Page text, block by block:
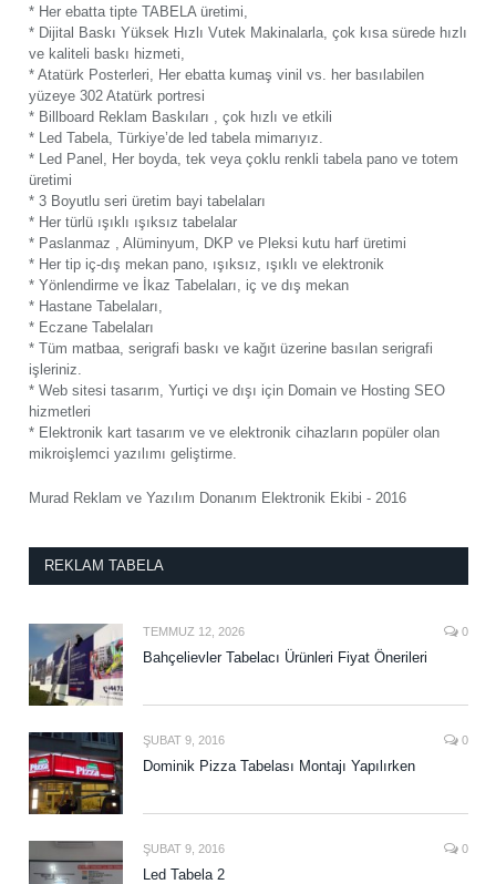
* Her ebatta tipte TABELA üretimi,
* Dijital Baskı Yüksek Hızlı Vutek Makinalarla, çok kısa sürede hızlı
ve kaliteli baskı hizmeti,
* Atatürk Posterleri, Her ebatta kumaş vinil vs. her basılabilen
yüzeye 302 Atatürk portresi
* Billboard Reklam Baskıları , çok hızlı ve etkili
* Led Tabela, Türkiye’de led tabela mimarıyız.
* Led Panel, Her boyda, tek veya çoklu renkli tabela pano ve totem
üretimi
* 3 Boyutlu seri üretim bayi tabelaları
* Her türlü ışıklı ışıksız tabelalar
* Paslanmaz , Alüminyum, DKP ve Pleksi kutu harf üretimi
* Her tip iç-dış mekan pano, ışıksız, ışıklı ve elektronik
* Yönlendirme ve İkaz Tabelaları, iç ve dış mekan
* Hastane Tabelaları,
* Eczane Tabelaları
* Tüm matbaa, serigrafi baskı ve kağıt üzerine basılan serigrafi
işleriniz.
* Web sitesi tasarım, Yurtiçi ve dışı için Domain ve Hosting SEO
hizmetleri
* Elektronik kart tasarım ve ve elektronik cihazların popüler olan
mikroişlemci yazılımı geliştirme.
Murad Reklam ve Yazılım Donanım Elektronik Ekibi - 2016
REKLAM TABELA
TEMMUZ 12, 2026 0
Bahçelievler Tabelacı Ürünleri Fiyat Önerileri
ŞUBAT 9, 2016 0
Dominik Pizza Tabelası Montajı Yapılırken
ŞUBAT 9, 2016 0
Led Tabela 2